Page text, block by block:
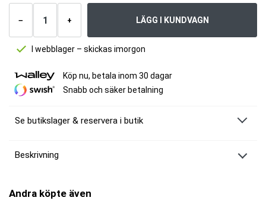
−
Antal
+ LÄGG I KUNDVAGN
I webblager – skickas imorgon
Köp nu, betala inom 30 dagar
Snabb och säker betalning
Se butikslager & reservera i butik
Beskrivning
Uppgradera din träning med våra högkvalitativa Bumper Plates från MM
Sports! Dessa viktplattor är tillverkade för att klara tuffa lyft, oavsett
Andra köpte även